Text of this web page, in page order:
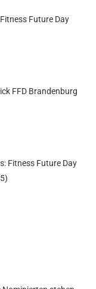
Future Day
FFD Brandenburg
Fitness Future Day